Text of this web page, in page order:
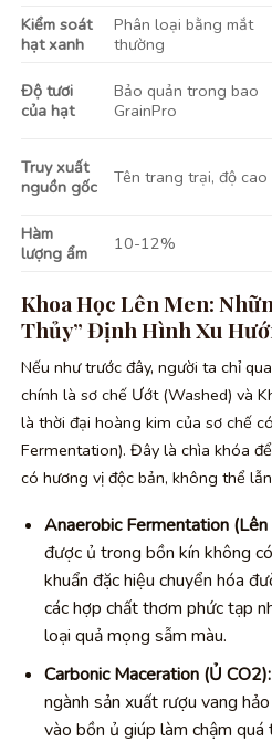
Kiểm soát
hạt xanh
Phân loại bằng mắt
thường
Độ tươi
của hạt
Bảo quản trong bao
GrainPro
Truy xuất
nguồn gốc
Tên trang trại, độ cao
Hàm
lượng ẩm
10-12%
Khoa Học Lên Men:
Thủy” Định Hình Xu
Nếu như trước đây, người ta chỉ
chính là sơ chế Ướt (Washed) và
là thời đại hoàng kim của sơ chế
Fermentation). Đây là chìa khóa
có hương vị độc bản, không thể
Anaerobic Fermentation
được ủ trong bồn kín không
khuẩn đặc hiệu chuyển hóa
các hợp chất thơm phức tạp
loại quả mọng sẫm màu.
Carbonic Maceration (Ủ CO2):
ngành sản xuất rượu vang
vào bồn ủ giúp làm chậm